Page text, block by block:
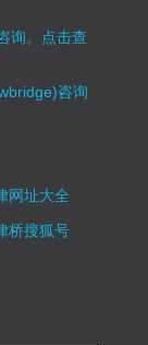
询。 点击查
咨询
网址大全
桥搜狐号